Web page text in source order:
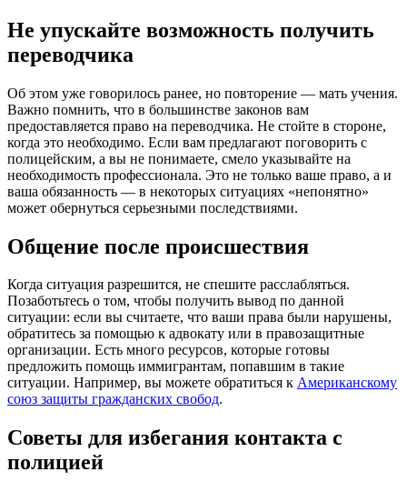
Не упускайте возможность получить
переводчика
Об этом уже говорилось ранее, но повторение — мать учения.
Важно помнить, что в большинстве законов вам
предоставляется право на переводчика. Не стойте в стороне,
когда это необходимо. Если вам предлагают поговорить с
полицейским, а вы не понимаете, смело указывайте на
необходимость профессионала. Это не только ваше право, а и
ваша обязанность — в некоторых ситуациях «непонятно»
может обернуться серьезными последствиями.
Общение после происшествия
Когда ситуация разрешится, не спешите расслабляться.
Позаботьтесь о том, чтобы получить вывод по данной
ситуации: если вы считаете, что ваши права были нарушены,
обратитесь за помощью к адвокату или в правозащитные
организации. Есть много ресурсов, которые готовы
предложить помощь иммигрантам, попавшим в такие
ситуации. Например, вы можете обратиться к Американскому
союз защиты гражданских свобод.
Советы для избегания контакта с
полицией